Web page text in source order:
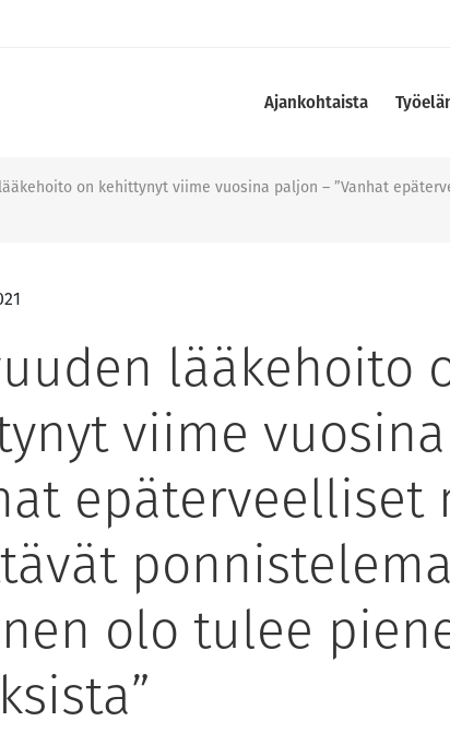
Ajankohtaista
on kehittynyt viime vuosina paljon – ”Vanhat
lääkehoito
viime
olo tulee